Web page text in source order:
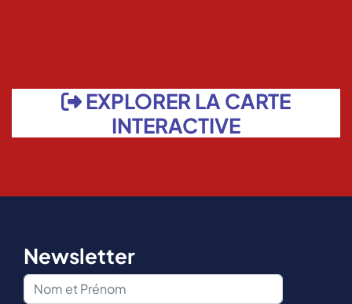
EXPLORER LA CARTE
INTERACTIVE
Newsletter